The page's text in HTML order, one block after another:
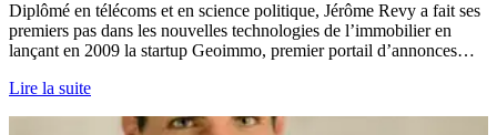
Diplômé en télécoms et en science politique, Jérôme Revy a fait ses
premiers pas dans les nouvelles technologies de l’immobilier en
lançant en 2009 la startup Geoimmo, premier portail d’annonces…
Lire la suite